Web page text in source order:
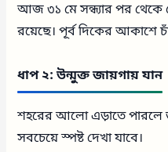
আজ ৩১ মে সন্ধ্যার পর থেকে
রয়েছে। পূর্ব দিকের আকাশে
ধাপ ২: উন্মুক্ত জায়গায় যান
শহরের আলো এড়াতে পারলে
সবচেয়ে স্পষ্ট দেখা যাবে।